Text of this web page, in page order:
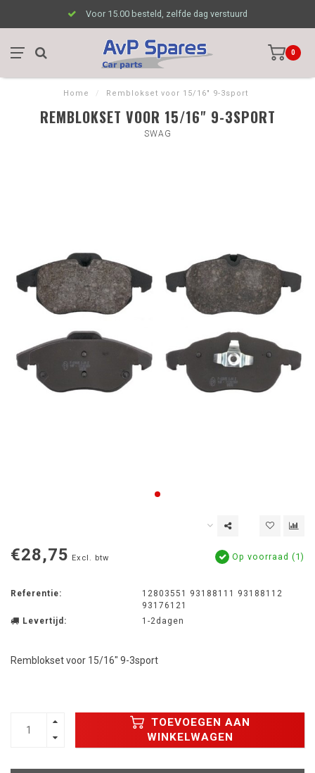
Voor 15.00 besteld, zelfde dag verstuurd
0
Home / Remblokset voor 15/16" 9-3sport
REMBLOKSET VOOR 15/16" 9-3SPORT
SWAG
€28,75 Excl. btw Op voorraad (1)
Referentie:
12803551 93188111 93188112
93176121
Levertijd:
1-2dagen
Remblokset voor 15/16" 9-3sport
TOEVOEGEN AAN
WINKELWAGEN